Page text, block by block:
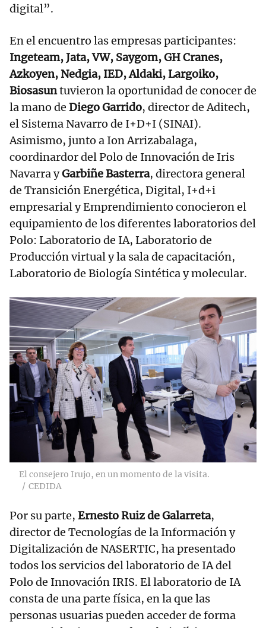
digital”.
En el encuentro las empresas participantes:
Ingeteam, Jata, VW, Saygom, GH Cranes,
Azkoyen, Nedgia, IED, Aldaki, Largoiko,
Biosasuntuvieron la oportunidad de conocer de
la mano de Diego Garrido, director de Aditech,
el Sistema Navarro de I+D+I (SINAI).
Asimismo, junto a Ion Arrizabalaga,
coordinardor del Polo de Innovación de Iris
Navarra yGarbiñe Basterra, directora general
de Transición Energética, Digital, I+d+i
empresarial y Emprendimiento conocieron el
equipamiento de los diferentes laboratorios del
Polo: Laboratorio de IA, Laboratorio de
Producción virtual y la sala de capacitación,
Laboratorio de Biología Sintética y molecular.
El consejero Irujo, en un momento de la visita.
CEDIDA
Por su parte, Ernesto Ruiz de Galarreta,
director de Tecnologías de la Información y
Digitalización de NASERTIC, ha presentado
todos los servicios del laboratorio de IA del
Polo de Innovación IRIS. El laboratorio de IA
consta de una parte física, en la que las
personas usuarias pueden acceder de forma